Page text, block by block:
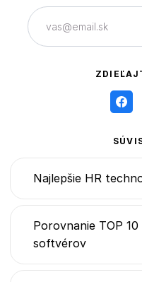
Najlepšie HR
Porovnanie TOP
softvérov